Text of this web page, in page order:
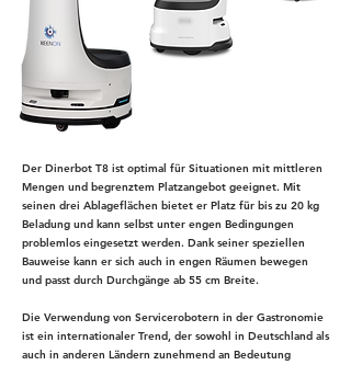
Der Dinerbot T8 ist optimal für Situationen mit mittleren
Mengen und begrenztem Platzangebot geeignet. Mit
seinen drei Ablageflächen bietet er Platz für bis zu 20 kg
Beladung und kann selbst unter engen Bedingungen
problemlos eingesetzt werden. Dank seiner speziellen
Bauweise kann er sich auch in engen Räumen bewegen
und passt durch Durchgänge ab 55 cm Breite.
Die Verwendung von Servicerobotern in der Gastronomie
ist ein internationaler Trend, der sowohl in Deutschland als
auch in anderen Ländern zunehmend an Bedeutung